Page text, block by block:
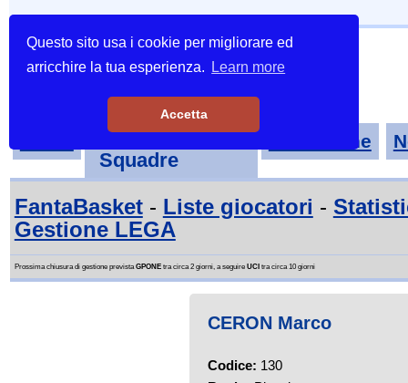
Questo sito usa i cookie per migliorare ed
arricchire la tua esperienza.
Learn more
Accetta
Tornei-
Squadre
Classifiche
FantaBasket- Liste giocatori -
Gestione LEGA
Prossima chiusura di gestione previstaGPONEtra circa 2 giorni, a seguire UCI tra circa 10 giorni
CERON Marco
Codice: 130